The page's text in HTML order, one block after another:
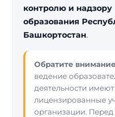
контролю и надзору
образования
Башкортостан.
Обратите
ведение
деятельности имеют
лицензированные
организации.